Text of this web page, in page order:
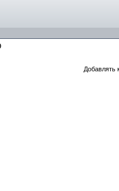
Добавлять